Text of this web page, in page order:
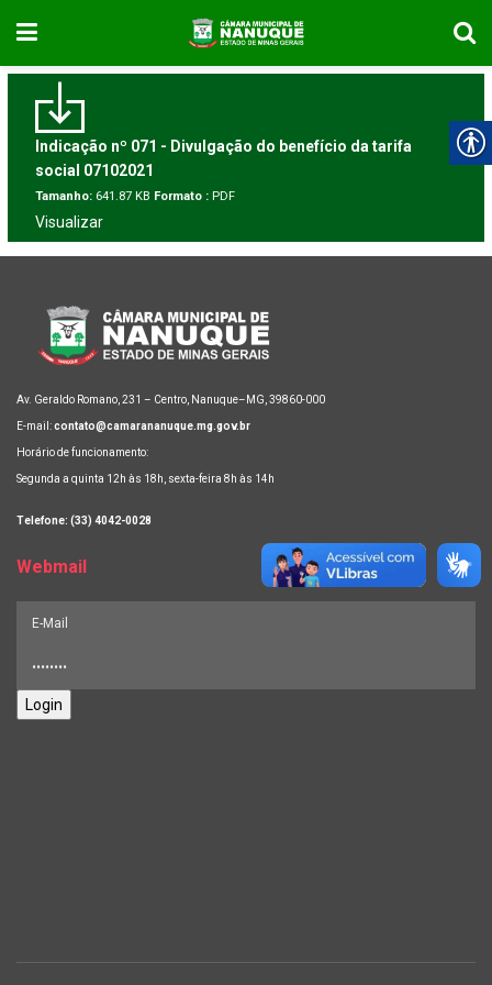
Indicação nº 071 - Divulgação do benefício da tarifa
social 07102021
Tamanho: 641.87 KB Formato : PDF
Visualizar
Av. Geraldo Romano, 231 – Centro, Nanuque–MG, 39860-000
E-mail:contato@camarananuque.mg.gov.br
Horário de funcionamento:
Segunda a quinta 12h às 18h, sexta-feira 8h às 14h
Telefone: (33) 4042-0028
Webmail
Login